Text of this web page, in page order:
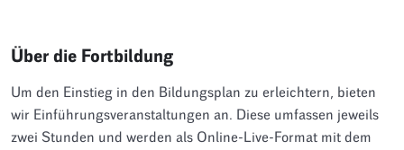
Über die Fortbildung
Um den Einstieg in den Bildungsplan zu erleichtern, bieten
wir Einführungsveranstaltungen an. Diese umfassen jeweils
zwei Stunden und werden als Online-Live-Format mit dem